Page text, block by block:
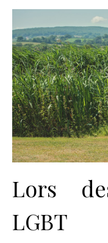
Lors
LGBT